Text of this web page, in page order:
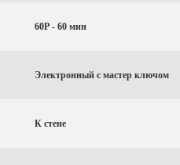
60P - 60 мин
Электронный с мастер ключом
К стене